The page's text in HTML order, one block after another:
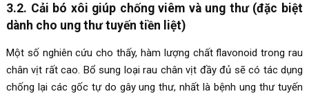
3.2. Cải bó xôi giúp chống viêm và ung thư (đặc biệt
dành cho ung thư tuyến tiền liệt)
Một số nghiên cứu cho thấy, hàm lượng chất flavonoid trong rau
chân vịt rất cao. Bổ sung loại rau chân vịt đầy đủ sẽ có tác dụng
chống lại các gốc tự do gây ung thư, nhất là bệnh ung thư tuyến